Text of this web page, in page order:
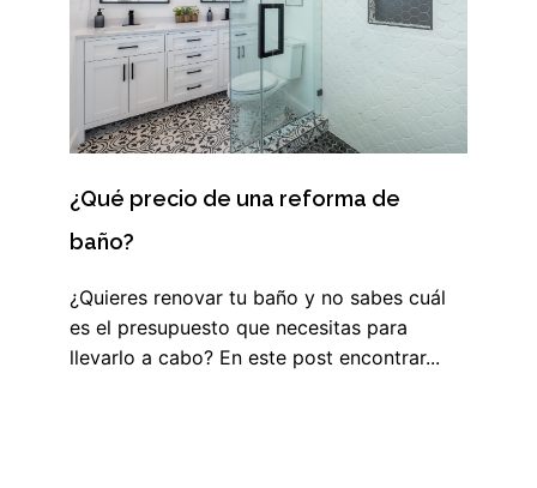
¿Qué precio de una reforma de
baño?
¿Quieres renovar tu baño y no sabes cuál
es el presupuesto que necesitas para
llevarlo a cabo? En este post encontrar...